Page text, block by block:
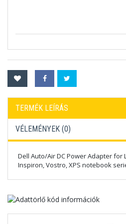
TERMÉK LEÍRÁS
VÉLEMÉNYEK (0)
Dell Auto/Air DC Power Adapter for
Inspiron, Vostro, XPS notebook